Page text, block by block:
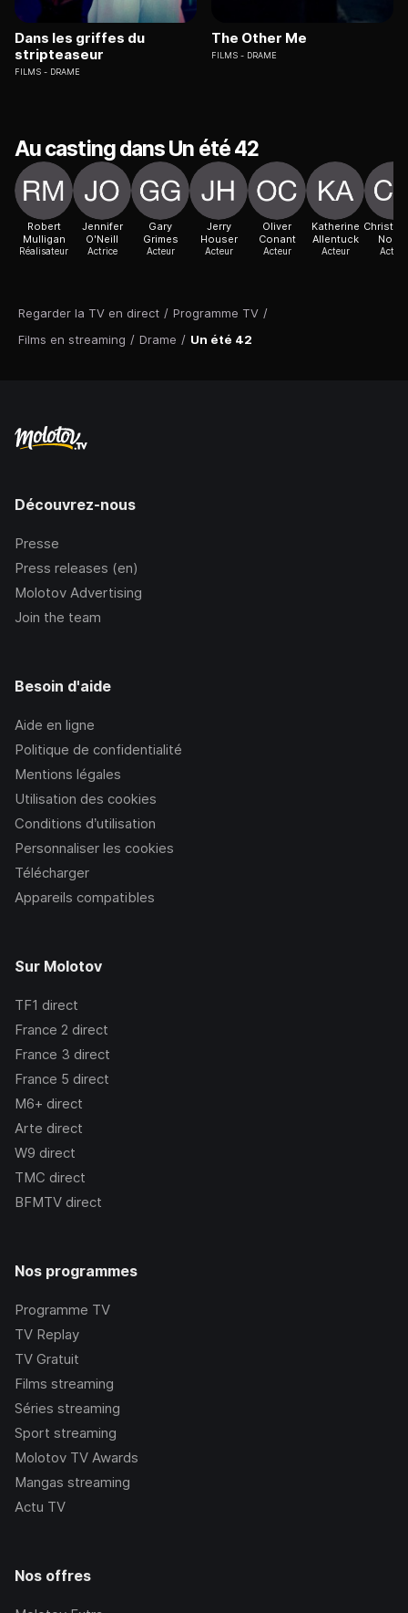
Regarder la TV en direct / Programme TV /
Films en streaming / Drame / Un été 42
Dans les griffes du
stripteaseur
FILMS DRAME
The Other Me
FILMS DRAME
Au casting dans Un été 42
Robert
Mulligan
Réalisateur
Jennifer
O'Neill
Actrice
Gary
Grimes
Acteur
Jerry
Houser
Acteur
Oliver
Conant
Acteur
Katherine
Allentuck
Acteur
Norris
Acteur
Découvrez-nous
Presse
Press releases (en)
Molotov Advertising
Join the team
Besoin d'aide
Aide en ligne
Politique de confidentialité
Mentions légales
Utilisation des cookies
Conditions d’utilisation
Personnaliser les cookies
Télécharger
Appareils compatibles
Sur Molotov
TF1 direct
France 2 direct
France 3 direct
France 5 direct
M6+ direct
Arte direct
W9 direct
TMC direct
BFMTV direct
Nos programmes
Programme TV
TV Replay
TV Gratuit
Films streaming
Séries streaming
Sport streaming
Molotov TV Awards
Mangas streaming
Actu TV
Nos offres